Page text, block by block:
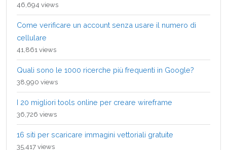
46,694 views
Come verificare un account senza usare il numero di
cellulare
41,861 views
Quali sono le 1000 ricerche più frequenti in Google?
38,990 views
I 20 migliori tools online per creare wireframe
36,726 views
16 siti per scaricare immagini vettoriali gratuite
35,417 views